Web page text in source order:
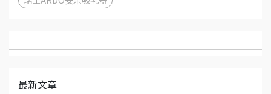
最新文章